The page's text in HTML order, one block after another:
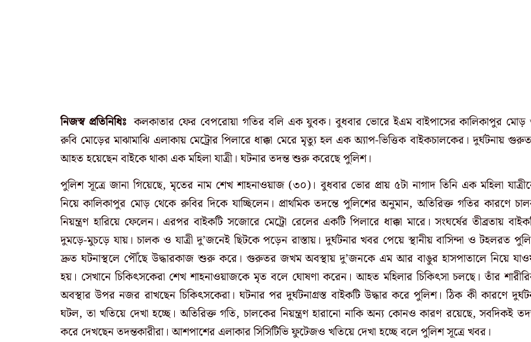
নিজস্ব প্রতিনিধিঃকলকাতার ফের বেপরোয়া গতির বলি এক যুবক। বুধবার ভোরে ইএম বাইপাসের কালিকাপুর
রুবি মোড়ের মাঝামাঝি এলাকায় মেট্রোর পিলারে ধাক্কা মেরে মৃত্যু হল এক অ্যাপ-ভিত্তিক বাইকচালকের। দুর্ঘটনায়
আহত হয়েছেন বাইকে থাকা এক মহিলা যাত্রী। ঘটনার তদন্ত শুরু করেছে পুলিশ।
পুলিশ সূত্রে জানা গিয়েছে, মৃতের নাম শেখ শাহনাওয়াজ (৩০)। বুধবার ভোর প্রায় ৫টা নাগাদ তিনি এক মহিলা
নিয়ে কালিকাপুর মোড় থেকে রুবির দিকে যাচ্ছিলেন। প্রাথমিক তদন্তে পুলিশের অনুমান, অতিরিক্ত গতির কারণে
নিয়ন্ত্রণ হারিয়ে ফেলেন। এরপর বাইকটি সজোরে মেট্রো রেলের একটি পিলারে ধাক্কা মারে। সংঘর্ষের তীব্রতায়
দুমড়ে-মুচড়ে যায়। চালক ও যাত্রী দু’জনেই ছিটকে পড়েন রাস্তায়। দুর্ঘটনার খবর পেয়ে স্থানীয় বাসিন্দা ও টহলরত
দ্রুত ঘটনাস্থলে পৌঁছে উদ্ধারকাজ শুরু করে। গুরুতর জখম অবস্থায় দু’জনকে এম আর বাঙুর হাসপাতালে নিয়ে
হয়। সেখানে চিকিৎসকেরা শেখ শাহনাওয়াজকে মৃত বলে ঘোষণা করেন। আহত মহিলার চিকিৎসা চলছে। তাঁর
অবস্থার উপর নজর রাখছেন চিকিৎসকেরা। ঘটনার পর দুর্ঘটনাগ্রস্ত বাইকটি উদ্ধার করে পুলিশ। ঠিক কী কারণে
ঘটল, তা খতিয়ে দেখা হচ্ছে। অতিরিক্ত গতি, চালকের নিয়ন্ত্রণ হারানো নাকি অন্য কোনও কারণ রয়েছে, সবদিকই
করে দেখছেন তদন্তকারীরা। আশপাশের এলাকার সিসিটিভি ফুটেজও খতিয়ে দেখা হচ্ছে বলে পুলিশ সূত্রে খবর।